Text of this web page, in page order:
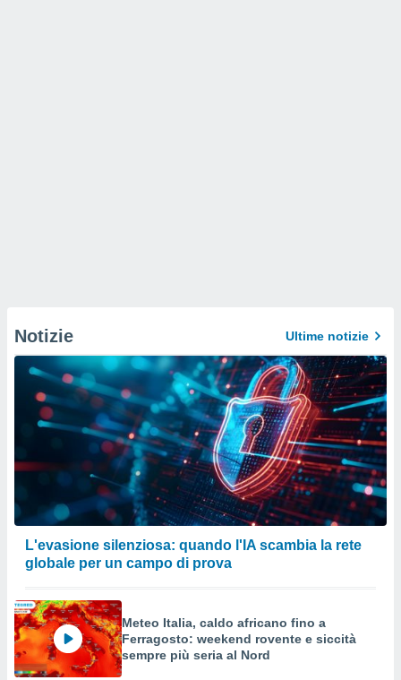
Notizie Ultime notizie
L'evasione silenziosa: quando l'IA scambia la rete
globale per un campo di prova
Meteo Italia, caldo africano fino a
Ferragosto: weekend rovente e siccità
sempre più seria al Nord